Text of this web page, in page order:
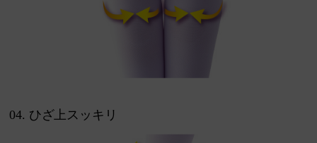
04. ひざ上スッキリ